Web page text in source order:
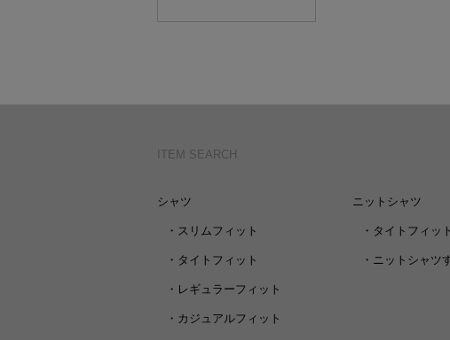
ITEM SEARCH
シャツ
・ スリムフィット
・ タイトフィット
・ レギュラーフィット
・ カジュアルフィット
ニットシャツ
・ タイトフィット
・ ニットシャツ